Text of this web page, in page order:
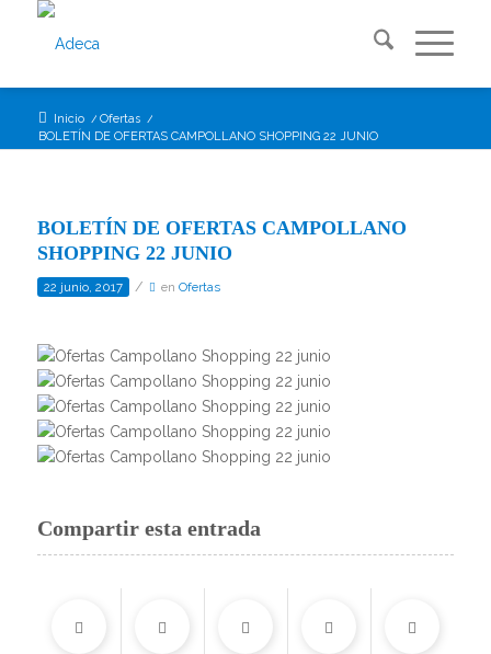
Inicio / Ofertas /
BOLETÍN DE OFERTAS CAMPOLLANO SHOPPING 22 JUNIO
BOLETÍN DE OFERTAS CAMPOLLANO
SHOPPING 22 JUNIO
22 junio, 2017 / en Ofertas
Compartir esta entrada